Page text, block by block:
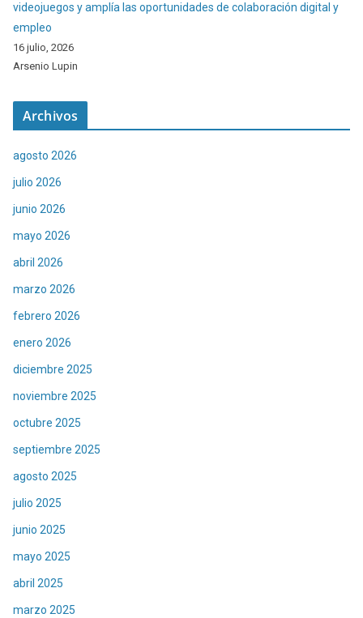
videojuegos y amplía las oportunidades de colaboración digital y
empleo
16 julio, 2026
Arsenio Lupin
Archivos
agosto 2026
julio 2026
junio 2026
mayo 2026
abril 2026
marzo 2026
febrero 2026
enero 2026
diciembre 2025
noviembre 2025
octubre 2025
septiembre 2025
agosto 2025
julio 2025
junio 2025
mayo 2025
abril 2025
marzo 2025